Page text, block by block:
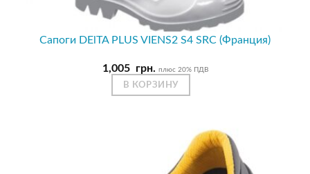
Сапоги DElTA PLUS VIENS2 S4 SRC (Франция)
1,005 грн. плюс 20% ПДВ
В КОРЗИНУ